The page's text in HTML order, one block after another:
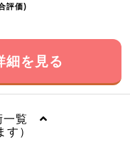
評価)
細を見る
一覧
）